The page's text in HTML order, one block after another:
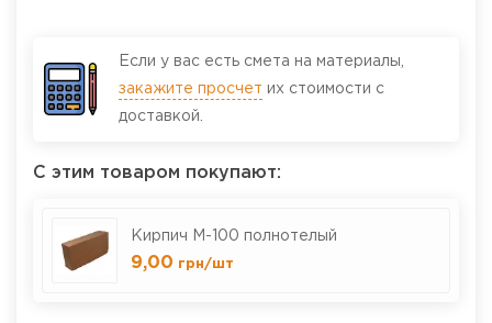
Если у вас есть смета на материалы,
закажите просчет их стоимости с
доставкой.
С этим товаром покупают:
Кирпич М-100 полнотелый
9,00 грн/шт